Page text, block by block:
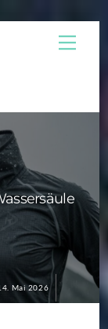
Mai 2026